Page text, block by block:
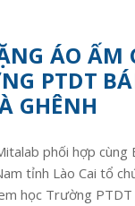
ÁO ẤM
PTDT
GHÊNH
phối hợp cùng
tỉnh Lào Cai tổ
học Trường